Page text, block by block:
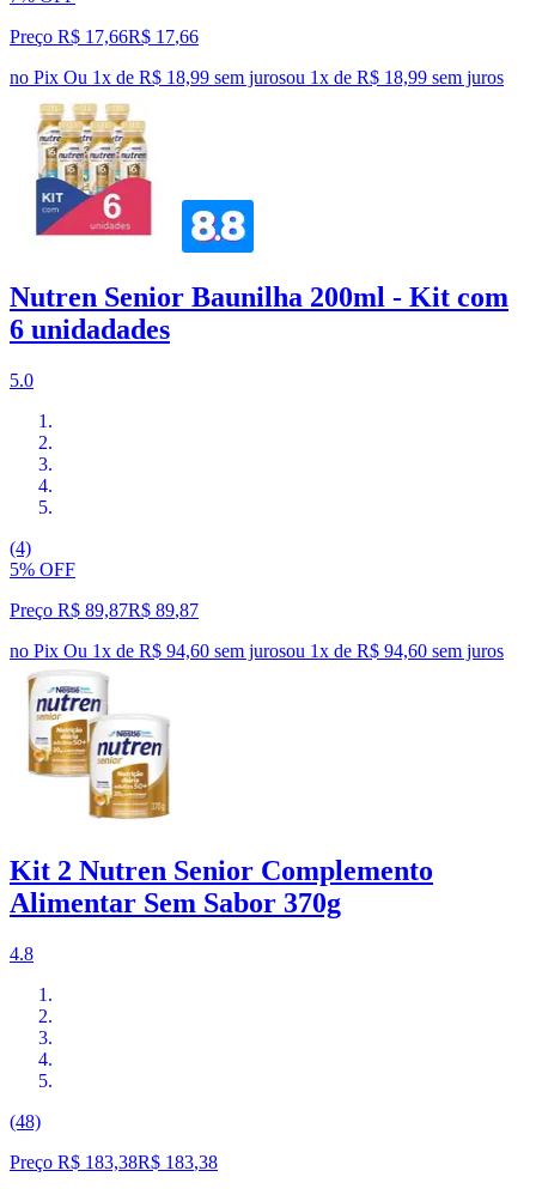
Preço R$ 17,66R$ 17,66
no Pix Ou 1x de R$ 18,99 sem jurosou 1x de R$ 18,99 sem juros
Nutren Senior Baunilha 200ml - Kit com
6 unidadades
5.0
(4)
5% OFF
Preço R$ 89,87R$ 89,87
no Pix Ou 1x de R$ 94,60 sem jurosou 1x de R$ 94,60 sem juros
Kit 2 Nutren Senior Complemento
Alimentar Sem Sabor 370g
4.8
(48)
Preço R$ 183,38R$ 183,38